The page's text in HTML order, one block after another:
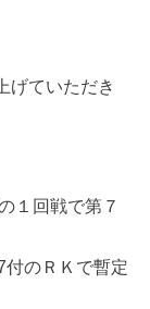
げていただき
１回戦で第７
付のＲＫで暫定